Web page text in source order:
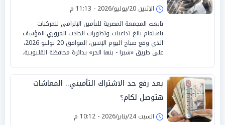
الإثنين 20/يوليو/2026 - 11:13 م
تابعت المجمعة المصرية للتأمين الإلزامي للمركبات
باهتمام بالغ تداعيات وتطورات الحادث المروري المؤسف
الذي وقع صباح اليوم الإثنين، الموافق 20 يوليو 2026،
على طريق «شبرا - بنها الحر» بدائرة محافظة القليوبية.
بعد رفع حد الاشتراك التأميني.. المعاشات
هتوصل لكام؟
السبت 24/يناير/2026 - 10:12 م